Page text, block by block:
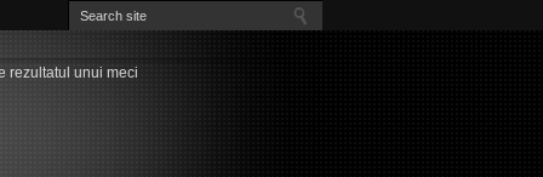
rezultatul unui meci